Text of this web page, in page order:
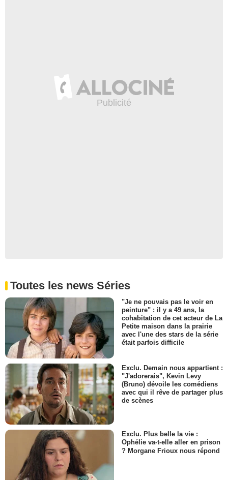
Toutes les news Séries
"Je ne pouvais pas le voir en
peinture" : il y a 49 ans, la
cohabitation de cet acteur de La
Petite maison dans la prairie
avec l'une des stars de la série
était parfois difficile
Exclu. Demain nous appartient :
"J'adorerais", Kevin Levy
(Bruno) dévoile les comédiens
avec qui il rêve de partager plus
de scènes
Exclu. Plus belle la vie :
Ophélie va-t-elle aller en prison
? Morgane Frioux nous répond